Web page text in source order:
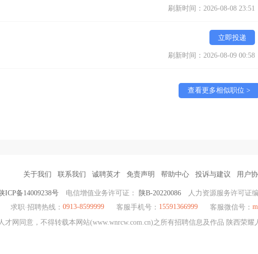
刷新时间：2026-08-08 23:51
立即投递
刷新时间：2026-08-09 00:58
查看更多相似职位 >
关于我们 联系我们 诚聘英才 免责声明 帮助中心 投诉与建议 用户
ICP备14009238号 电信增值业务许可证： 陕B-20220086 人力资源服务许可证
求职·招聘热线： 0913-8599999 客服手机号： 15591366999 客服微信号：
才网同意，不得转载本网站(www.wnrcw.com.cn)之所有招聘信息及作品 陕西荣